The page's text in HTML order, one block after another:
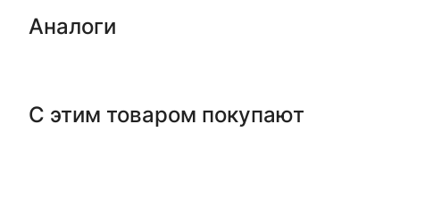
Аналоги
С этим товаром покупают